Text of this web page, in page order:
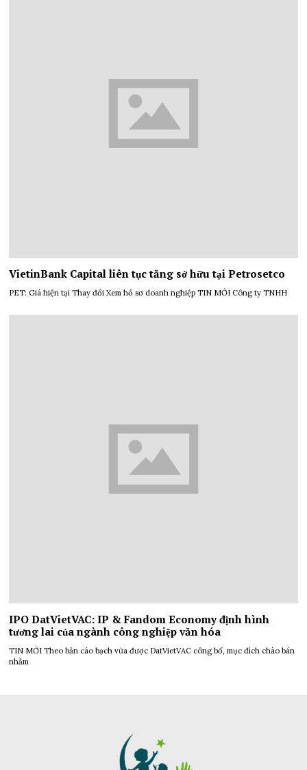
VietinBank Capital liên tục tăng sở hữu tại Petrosetco
PET: Giá hiện tại Thay đổi Xem hồ sơ doanh nghiệp TIN MỚI Công ty TNHH
IPO DatVietVAC: IP & Fandom Economy định hình
tương lai của ngành công nghiệp văn hóa
TIN MỚI Theo bản cáo bạch vừa được DatVietVAC công bố, mục đích chào bán
nhằm